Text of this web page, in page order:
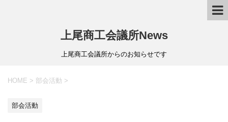
上尾商工会議所News
上尾商工会議所からのお知らせです
HOME > 部会活動 >
部会活動